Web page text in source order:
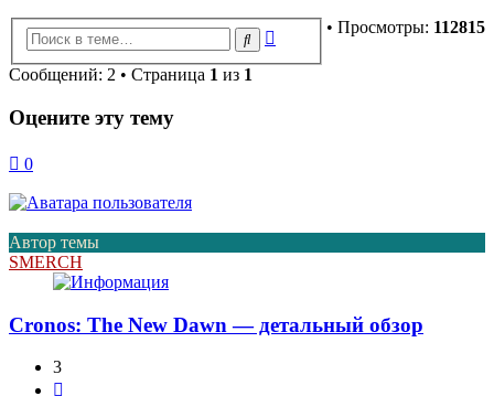
• Просмотры: 112815
ПоискРасширенный
Сообщений: 2 • Страница 1 из 1
Оцените эту тему
0
Автор темы
SMERCH
Cronos: The New Dawn — детальный обзор
3